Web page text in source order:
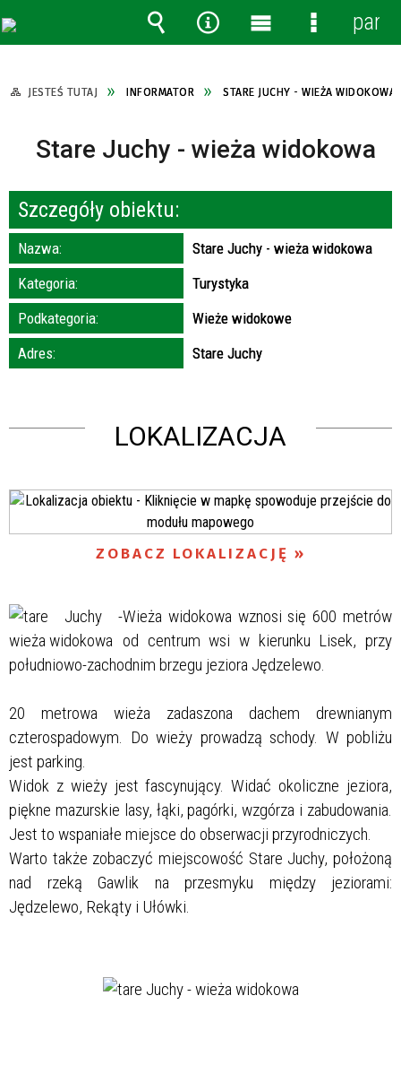
JESTEŚ TUTAJ INFORMATOR STARE JUCHY - WIEŻA WIDOKOWA
Stare Juchy - wieża widokowa
Szczegóły obiektu:
Nazwa:
Stare Juchy - wieża widokowa
Kategoria:
Turystyka
Podkategoria:
Wieże widokowe
Adres:
Stare Juchy
LOKALIZACJA
ZOBACZ LOKALIZACJĘ
Wieża widokowa wznosi się 600 metrów
od centrum wsi w kierunku Lisek, przy
południowo-zachodnim brzegu jeziora Jędzelewo.
20 metrowa wieża zadaszona dachem drewnianym
czterospadowym. Do wieży prowadzą schody. W pobliżu
jest parking.
Widok z wieży jest fascynujący. Widać okoliczne jeziora,
piękne mazurskie lasy, łąki, pagórki, wzgórza i zabudowania.
Jest to wspaniałe miejsce do obserwacji przyrodniczych.
Warto także zobaczyć miejscowość Stare Juchy, położoną
nad rzeką Gawlik na przesmyku między jeziorami:
Jędzelewo, Rekąty i Ułówki.
Wyszukiwarka
Narzędzia
MenuMenu
panel